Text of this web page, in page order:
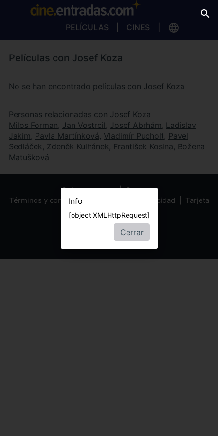
PELÍCULAS CINES
Películas con Josef Koza
No se han encontrado películas con Josef Koza
Personas relacionadas con Josef Koza
Milos Forman, Jan Vostrcil , Josef Abrhám, Ladislav
Jakim, Pavla Martínková, Vladimír Pucholt, Pavel
Sedláček, Zdeněk Kulhánek, František Kosina, Božena
Matušková
Sobre nosotros
Contacto
Términos y condiciones
Política de privacidad
Tarjeta
Regalo
Info
[object XMLHttpRequest]
Cerrar